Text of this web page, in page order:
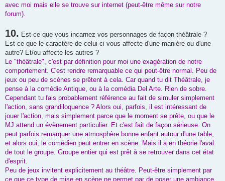
avec moi mais elle se trouve sur internet (peut-être même sur notre
forum).
10. Est-ce que vous incarnez vos personnages de façon théâtrale ?
Est-ce que le caractère de celui-ci vous affecte d'une manière ou d'une
autre? Et/ou affecte les autres ?
Le "théâtrale", c'est par définition pour moi une exagération de notre
comportement. C'est rendre remarquable ce qui peut-être normal. Peu de
jeux ou peu de scènes se prêtent à cela. Car quand tu dit Théâtrale, je
pense à la comédie Antique, ou à la comédia Del Arte. Rien de sobre.
Cependant tu fais probablement référence au fait de simuler simplement
l'action, sans grandiloquence ? Alors oui, parfois, il est intéressant de
jouer l'action, mais simplement parce que le moment se prête, ou que le
MJ attend un évènement particulier. Et c'est fait de façon sérieuse. On
peut parfois remarquer une atmosphère bonne enfant autour d'une table,
et alors oui, le comédien peut entrer en scène. Mais il a en théorie l'aval
de tout le groupe. Groupe entier qui est prêt à se retrouver dans cet état
d'esprit.
Peu de jeux invitent explicitement au théâtre. Peut-être simplement par
ce que ce type de mise en scène ne permet par de poser une ambiance